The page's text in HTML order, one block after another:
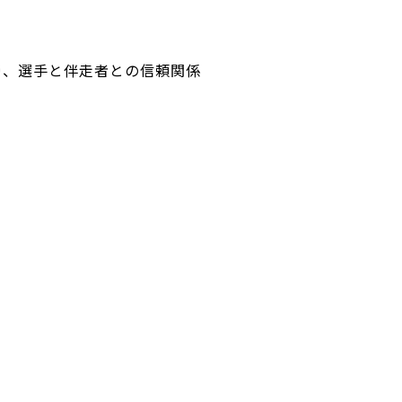
選手と伴走者との信頼関係